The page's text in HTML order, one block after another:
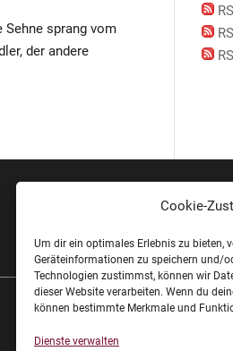
Cookie-
Um dir ein optimales Erlebnis zu bieten,
Geräteinformationen zu speichern und/
Technologien zustimmst, können wir
dieser Website verarbeiten. Wenn du
können bestimmte Merkmale und
Dienste verwalten
Sehne sprang vom
der andere
Unterstützer